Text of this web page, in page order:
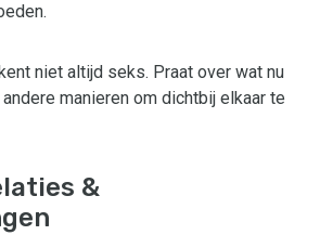
niet altijd seks. Praat over wat nu
manieren om dichtbij elkaar te
&